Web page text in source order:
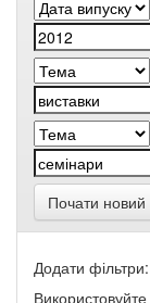
Почати
Додати фільтри: